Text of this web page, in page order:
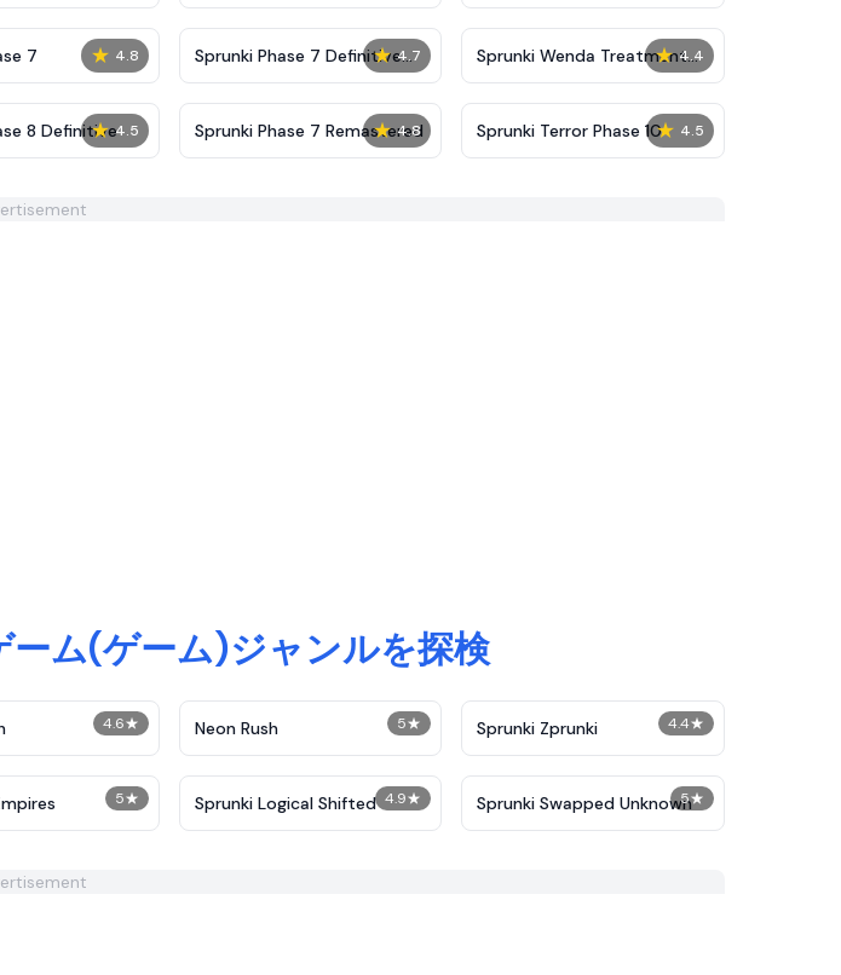
Shifted
★ 4.8
7 ★ 4.7
Sprunki Phase 7 Definitive
(Fanmade)
★ 4.4
Sprunki Wenda Treatment
Phase 40
★ 4.5
8 Definitive ★ 4.8
Sprunki Phase 7 Remastered ★ 4.5
Sprunki Terror Phase 10
ム(ゲーム)ジャンルを探検
4.6★ 5★
Neon Rush 4.4★
Sprunki Zprunki
5★ 4.9★
Sprunki Logical Shifted 5★
Sprunki Swapped Unknown